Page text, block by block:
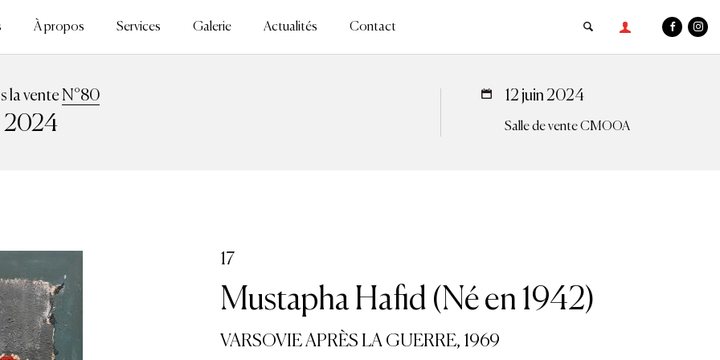
À propos Services Galerie Actualités Contact
la venteN°80
2024
12 juin 2024
Salle de vente CMOOA
17
Mustapha Hafid (Né en 1942)
VARSOVIE APRÈS LA GUERRE, 1969